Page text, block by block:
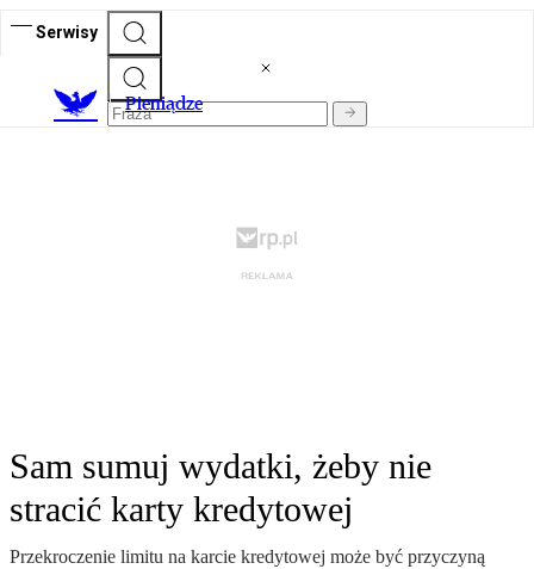
Serwisy
Pieniądze
Sam sumuj wydatki, żeby nie
stracić karty kredytowej
Przekroczenie limitu na karcie kredytowej może być przyczyną